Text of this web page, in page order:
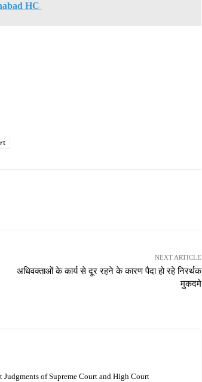
HC
NEXT ARTICLE
अधिवक्ताओं के कार्य से दूर रहने के कारण पैदा हो रहे निरर्थक
मुकदमे
of Supreme Court and High Court